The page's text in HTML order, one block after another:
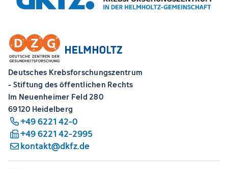
Deutsches Krebsforschungszentrum
- Stiftung des öffentlichen Rechts
Im Neuenheimer Feld 280
69120 Heidelberg
+49 6221 42-0
+49 6221 42-2995
kontakt@dkfz.de